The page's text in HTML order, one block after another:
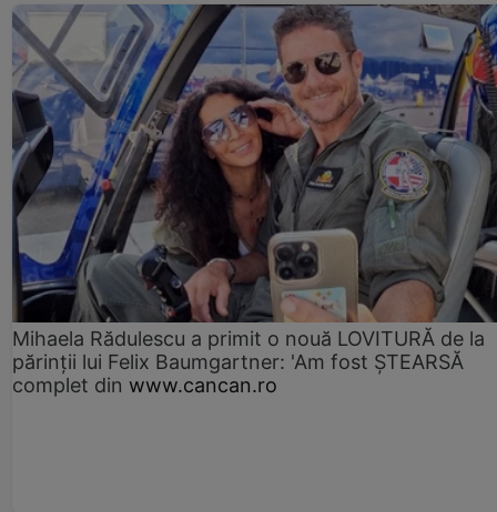
Mihaela Rădulescu a primit o nouă LOVITURĂ de la
părinții lui Felix Baumgartner: 'Am fost ȘTEARSĂ
complet din www.cancan.ro